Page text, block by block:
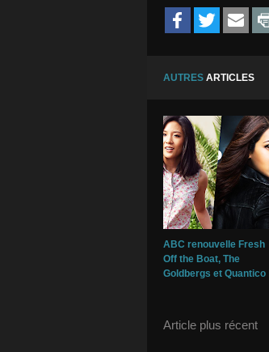
AUTRES ARTICLES
ABC renouvelle Fresh
Off the Boat, The
Goldbergs et Quantico
Article plus récent